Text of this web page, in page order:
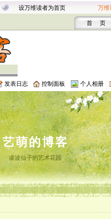
设万维读者为首页 万维
首 页
发表日志 控制面板 个人相册
艺萌的博客
凌波仙子的艺术花园